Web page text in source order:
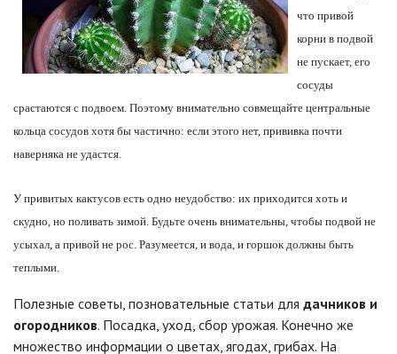
что привой
корни в подвой
не пускает, его
сосуды
срастаются с подвоем. Поэтому внимательно совмещайте центральные
кольца сосудов хотя бы частично: если этого нет, прививка почти
наверняка не удастся.
У привитых кактусов есть одно неудобство: их приходится хоть и
скудно, но поливать зимой. Будьте очень внимательны, чтобы подвой не
усыхал, а привой не рос. Разумеется, и вода, и горшок должны быть
теплыми.
Полезные советы, позновательные статьи для дачников и
огородников. Посадка, уход, сбор урожая. Конечно же
множество информации о цветах, ягодах, грибах. На